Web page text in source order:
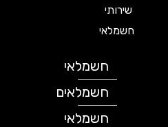
שירותי
חשמלאי
חשמלאי
חשמלאים
חשמלאי